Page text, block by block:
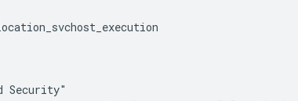
Security"